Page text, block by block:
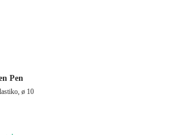
Pen
ø 10